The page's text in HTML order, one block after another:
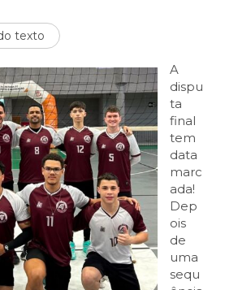
texto
A
dispu
ta
final
tem
data
marc
ada!
Dep
ois
de
uma
sequ